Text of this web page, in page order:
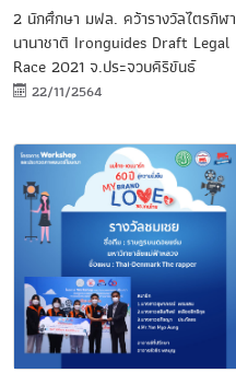
2 นักศึกษา มฟล. คว้ารางวัลไตรกีฬา
นานาชาติ Ironguides Draft Legal
Race 2021 จ.ประจวบคีรีขันธ์
22/11/2564